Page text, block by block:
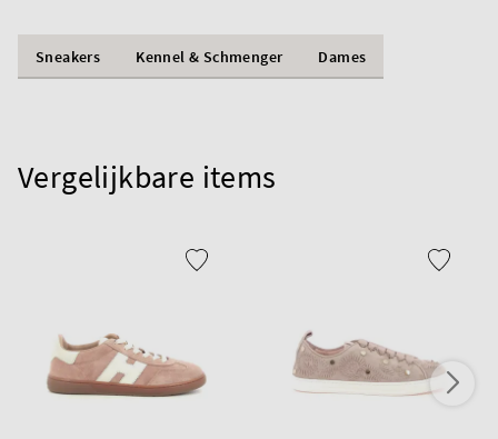
Sneakers Kennel & Schmenger Dames
Vergelijkbare items